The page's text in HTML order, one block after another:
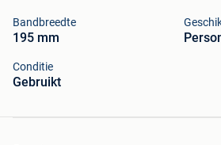
Bandbreedte
195 mm
Conditie
Gebruikt